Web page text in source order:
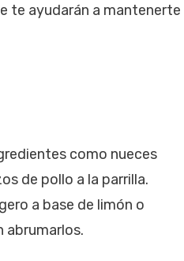
te ayudarán a mantenerte
como nueces
de pollo a la parrilla.
a base de limón o
abrumarlos.